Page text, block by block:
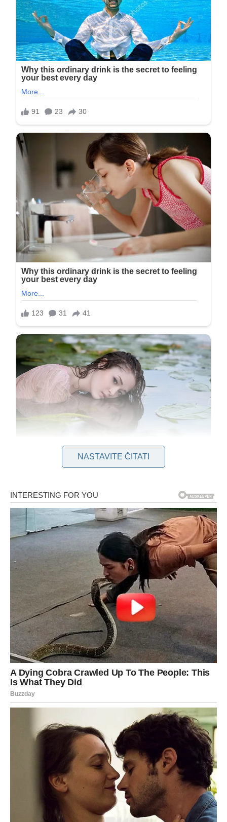
U trenutku kada je film postao ogroman hit, činilo se da je pred
njim put posut reflektorima. Djeca-glumci često tada nestanu u
vrtlogu slave, ali Predrag je krenuo suprotnim smjerom.
Umjesto brzog uspjeha, izabrao je spor i tih put.
Povukao
se iz javnosti, nestao sa naslovnica i dao sebi vrijeme da
odraste daleko od očekivanja publike.
Dok su mnogi čekali njegove nove uloge, on je birao školu,
svakodnevicu i sazrijevanje bez privilegija. Upisao je
srednju školu bez želje da bude “onaj iz filma”, a kasnije i
Fakultet dramskih umjetnosti. Njegova odluka bila je jasna
– ako će se baviti glumom, to će biti ozbiljno, temeljno i bez
prečica. Slava mu nikada nije bila cilj, već iskustvo koje je
Godine su prolazile, a mali Stanoje je ostao zamrznut u
sjećanjima publike. Međutim, život van ekrana radio je svoje.
Predrag je odrastao, promijenio izgled, stil i energiju. Danas, sa
26 godina, izgleda potpuno drugačije – toliko da ga mnogi ne bi
prepoznali na ulici. Brada, zreliji pogled i smirenost u držanju
jasno govore da dječak sa velikog platna više ne postoji,
NASTAVITE ČITATI